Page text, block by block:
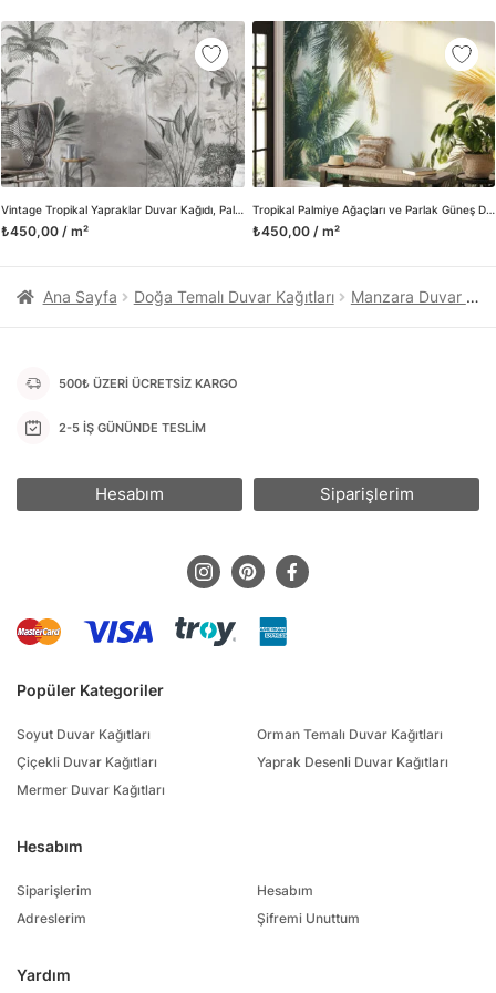
Vintage Tropikal Yapraklar Duvar Kağıdı, Palmiye Ağaçları ve Botanik Desenli 3D Duvar Kağıdı
₺450,00 / m²
Tropikal Palmiye Ağaçları ve Parlak Güneş Duvar Kağıdı
₺450,00 / m²
üretimini ve satışını yapmaktadır. Duvar tasarımının önemini
biliyor ve evin en kritik dekorasyon alanı olduğunu kabul
ediyoruz. Bu nedenle ürün yelpazemizi sürekli genişletiyor ve
trendlere ayak uydurmanın yanı sıra yeni trendlerin oluşumunda
da öncü rol üstleniyoruz.
Herhangi bir soru ya da sorununuz olursa bizimle iletişime
geçebilirsiniz.
Ana Sayfa Doğa Temalı Duvar Kağıtları Manzara Duvar Kağıtları
Popüler Kategoriler
Soyut Duvar Kağıtları
Çiçekli Duvar Kağıtları
Mermer Duvar Kağıtları
Orman Temalı Duvar Kağıtları
Yaprak Desenli Duvar Kağıtları
Hesabım
Siparişlerim
Adreslerim
Hesabım
Şifremi Unuttum
Yardım
500₺ ÜZERİ ÜCRETSİZ KARGO
2-5 İŞ GÜNÜNDE TESLİM
Hesabım Siparişlerim